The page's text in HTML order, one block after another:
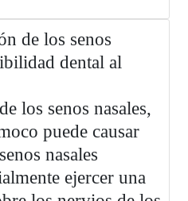
de los senos
dental al
los senos nasales,
puede causar
nasales
ejercer una